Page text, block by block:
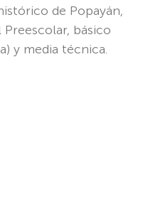
de Popayán,
básico
y media técnica.